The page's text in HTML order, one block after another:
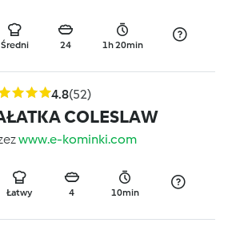
Średni 24 1h 20min
4.8(52)
COLESLAW
www.e-kominki.com
Łatwy 4 10min